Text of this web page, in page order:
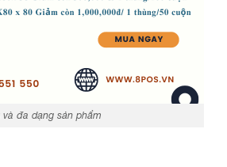
đa dạng sản phẩm